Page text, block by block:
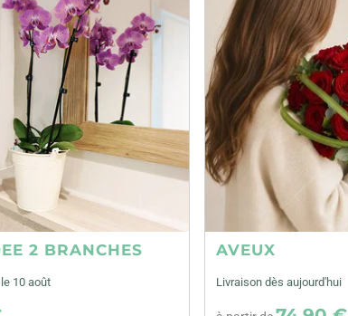
2 BRANCHES
10 août
AVEUX
Livraison dès aujourd'hui